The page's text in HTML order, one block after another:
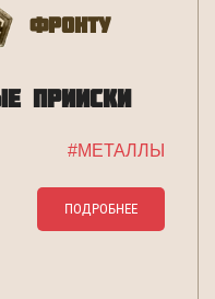
Фронту
ПРИИСКИ
#МЕТАЛЛЫ
ПОДРОБНЕЕ